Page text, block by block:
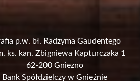
p.w. bł. Radzyma Gaudentego
ks. kan. Zbigniewa Kapturczaka 1
62-200 Gniezno
Bank Spółdzielczy w Gnieźnie